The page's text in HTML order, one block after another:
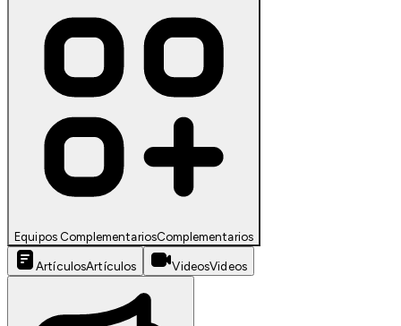
Equipos ComplementariosComplementarios
ArtículosArtículos VideosVideos